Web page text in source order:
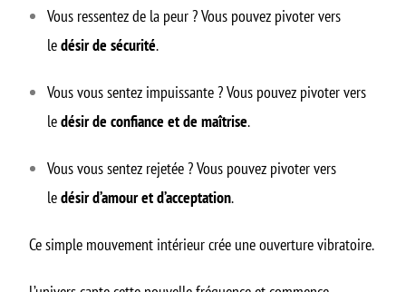
Vous ressentez de la peur ? Vous pouvez pivoter vers
ledésir de sécurité.
Vous vous sentez impuissante ? Vous pouvez pivoter vers
ledésir de confiance et de maîtrise.
Vous vous sentez rejetée ? Vous pouvez pivoter vers
ledésir d’amour et d’acceptation.
Ce simple mouvement intérieur crée une ouverture vibratoire.